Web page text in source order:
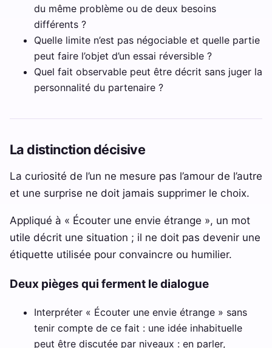
du même problème ou de deux besoins
différents ?
Quelle limite n’est pas négociable et quelle partie
peut faire l’objet d’un essai réversible ?
Quel fait observable peut être décrit sans juger la
personnalité du partenaire ?
La distinction décisive
La curiosité de l’un ne mesure pas l’amour de l’autre
et une surprise ne doit jamais supprimer le choix.
Appliqué à « Écouter une envie étrange », un mot
utile décrit une situation ; il ne doit pas devenir une
étiquette utilisée pour convaincre ou humilier.
Deux pièges qui ferment le dialogue
Interpréter « Écouter une envie étrange » sans
tenir compte de ce fait : une idée inhabituelle
peut être discutée par niveaux : en parler,